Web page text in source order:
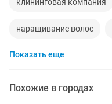
наращивание волос
наращивание ногтей
Показать еще
Похожие в городах